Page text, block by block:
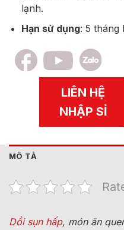
lạnh.
Hạn sử dụng: 5 tháng
LIÊN HỆ
NHẬP SỈ
MÔ TẢ
Dồi sụn hấp, món ăn